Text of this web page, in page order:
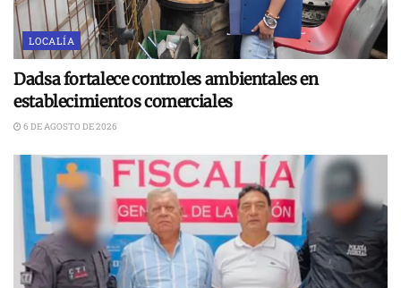
LOCALÍA
Dadsa fortalece controles ambientales en
establecimientos comerciales
6 DE AGOSTO DE 2026